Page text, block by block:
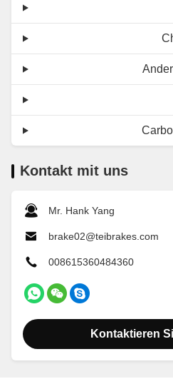
Kontakt mit uns
Mr. Hank Yang
brake02@teibrakes.com
008615360484360
Kontaktieren